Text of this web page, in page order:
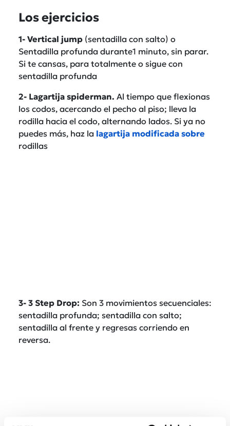
Los ejercicios
1- Vertical jump (sentadilla con salto) o
Sentadilla profunda durante1 minuto, sin parar.
Si te cansas, para totalmente o sigue con
sentadilla profunda
2- Lagartija spiderman. Al tiempo que flexionas
los codos, acercando el pecho al piso; lleva la
rodilla hacia el codo, alternando lados. Si ya no
puedes más, haz la lagartija modificada sobre
rodillas
3- 3 Step Drop: Son 3 movimientos secuenciales:
sentadilla profunda; sentadilla con salto;
sentadilla al frente y regresas corriendo en
reversa.